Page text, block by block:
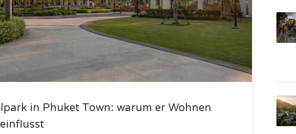
in Phuket Town: warum er Wohnen